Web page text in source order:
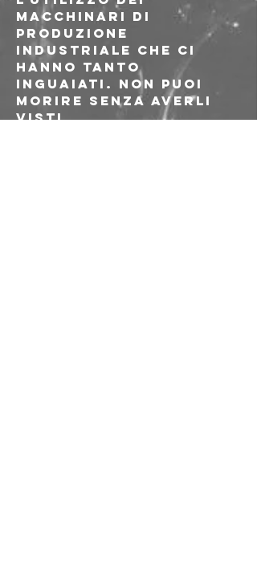
macchinari di
produzione
industriale che ci
hanno tanto
inguaiati. Non puoi
morire senza averli
visti.